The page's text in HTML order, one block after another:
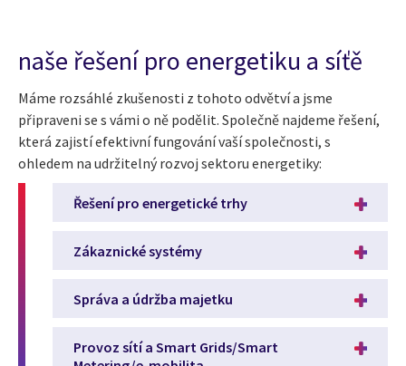
naše řešení pro energetiku a síťě
Máme rozsáhlé zkušenosti z tohoto odvětví a jsme
připraveni se s vámi o ně podělit. Společně najdeme řešení,
která zajistí efektivní fungování vaší společnosti, s
ohledem na udržitelný rozvoj sektoru energetiky:
Řešení pro energetické trhy
Zákaznické systémy
Správa a údržba majetku
Provoz sítí a Smart Grids/Smart